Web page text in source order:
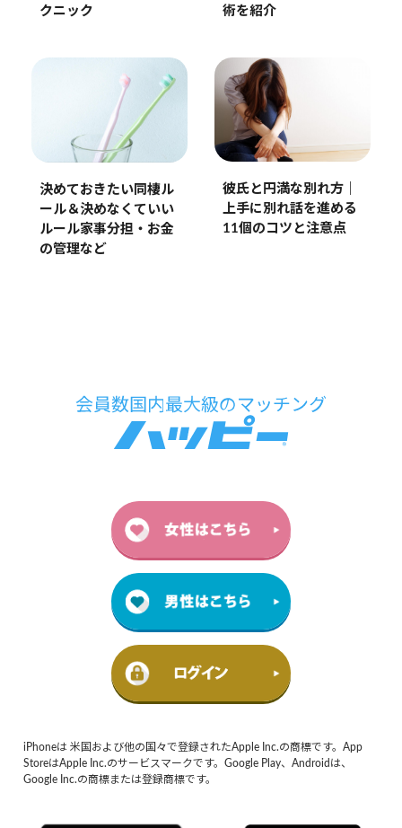
クニック
術を紹介
決めておきたい同棲ル
ール＆決めなくていい
ルール家事分担・お金
の管理など
彼氏と円満な別れ方｜
上手に別れ話を進める
11個のコツと注意点
iPhoneは 米国および他の国々で登録されたApple Inc.の商標です。App
StoreはApple Inc.のサービスマークです。Google Play、Androidは、
Google Inc.の商標または登録商標です。